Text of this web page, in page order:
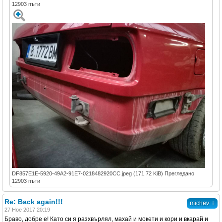
12903 пъти
DF857E1E-5920-49A2-91E7-0218482920CC.jpeg (171.72 KiB) Прегледано
12903 пъти
michev ↓
Re: Back again!!!
27 Ное 2017 20:19
Браво, добре е! Като си я разхвърлял, махай и мокети и кори и вкарай и